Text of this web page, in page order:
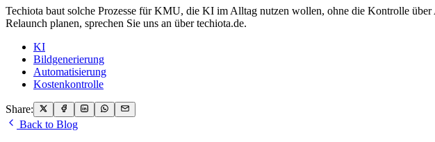
Techiota baut solche Prozesse für KMU, die KI im Alltag nutzen wollen, ohne die Kontrolle
Relaunch planen, sprechen Sie uns an über techiota.de.
KI
Bildgenerierung
Automatisierung
Kostenkontrolle
Share:
Back to Blog